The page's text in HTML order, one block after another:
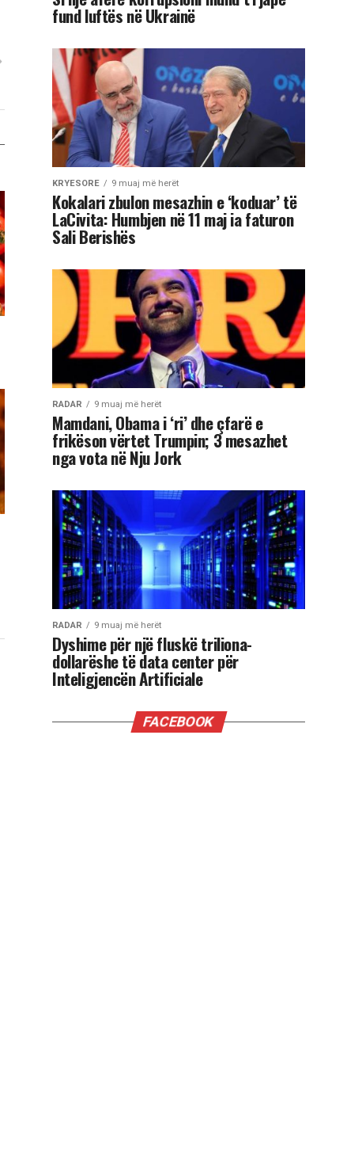
fund luftës në Ukrainë
KRYESORE 9 muaj më herët
Kokalari zbulon mesazhin e ‘koduar’ të
LaCivita: Humbjen në 11 maj ia faturon
Sali Berishës
RADAR 9 muaj më herët
Mamdani, Obama i ‘ri’ dhe çfarë e
frikëson vërtet Trumpin; 3 mesazhet
nga vota në Nju Jork
RADAR 9 muaj më herët
Dyshime për një fluskë triliona-
dollarëshe të data center për
Inteligjencën Artificiale
FACEBOOK